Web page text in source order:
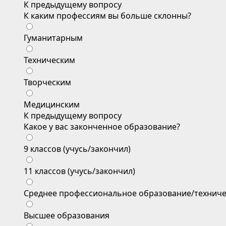
К предыдущему вопросу
К каким профессиям вы больше склонны?
Гуманитарным
Техническим
Творческим
Медицинским
К предыдущему вопросу
Какое у вас законченное образование?
9 классов (учусь/закончил)
11 классов (учусь/закончил)
Среднее профессиональное образование/
Высшее образования